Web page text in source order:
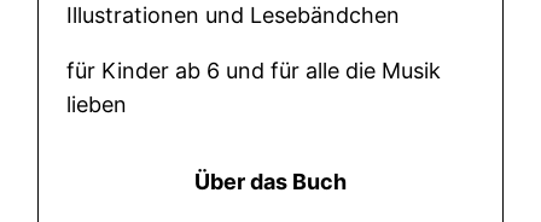
Illustrationen und Lesebändchen
für Kinder ab 6 und für alle die Musik
lieben
Über das Buch